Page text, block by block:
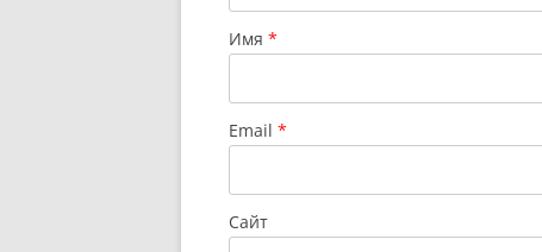
Имя *
Email *
Сайт